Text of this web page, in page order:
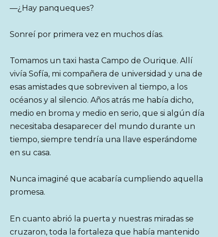
—¿Hay panqueques?
Sonreí por primera vez en muchos días.
Tomamos un taxi hasta Campo de Ourique. Allí
vivía Sofía, mi compañera de universidad y una de
esas amistades que sobreviven al tiempo, a los
océanos y al silencio. Años atrás me había dicho,
medio en broma y medio en serio, que si algún día
necesitaba desaparecer del mundo durante un
tiempo, siempre tendría una llave esperándome
en su casa.
Nunca imaginé que acabaría cumpliendo aquella
promesa.
En cuanto abrió la puerta y nuestras miradas se
cruzaron, toda la fortaleza que había mantenido